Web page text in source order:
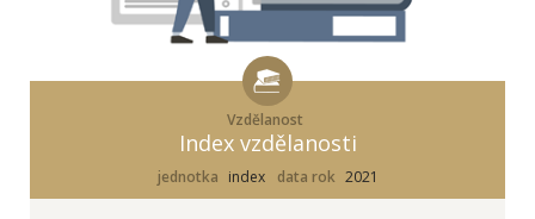
Vzdělanost
Index vzdělanosti
jednotka index data rok 2021